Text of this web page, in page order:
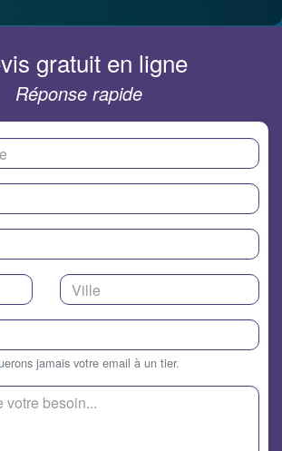
gratuit en ligne
Réponse rapide
jamais votre email à un tier.